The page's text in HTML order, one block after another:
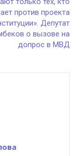
против проекта
Депутат
о вызове на
допрос в МВД